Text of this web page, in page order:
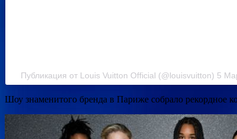
Публикация от Louis Vuitton Official (@louisvuitton) 5
Шоу знаменитого бренда в Париже собрало рекордное